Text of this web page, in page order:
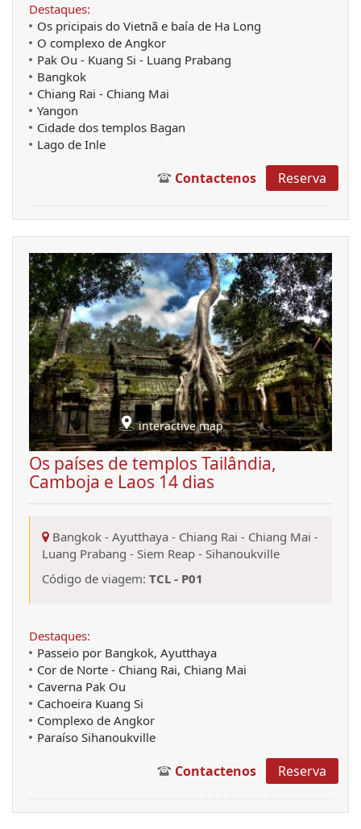
Destaques:
Os pricipais do Vietnã e baía de Ha Long
O complexo de Angkor
Pak Ou - Kuang Si - Luang Prabang
Bangkok
Chiang Rai - Chiang Mai
Yangon
Cidade dos templos Bagan
Lago de Inle
Contactenos Reserva
interactive map
Os países de templos Tailândia,
Camboja e Laos 14 dias
Bangkok - Ayutthaya - Chiang Rai - Chiang Mai -
Luang Prabang - Siem Reap - Sihanoukville
Código de viagem: TCL - P01
Destaques:
Passeio por Bangkok, Ayutthaya
Cor de Norte - Chiang Rai, Chiang Mai
Caverna Pak Ou
Cachoeira Kuang Si
Complexo de Angkor
Paraíso Sihanoukville
Contactenos Reserva